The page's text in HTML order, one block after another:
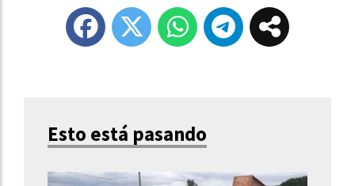
Esto está pasando